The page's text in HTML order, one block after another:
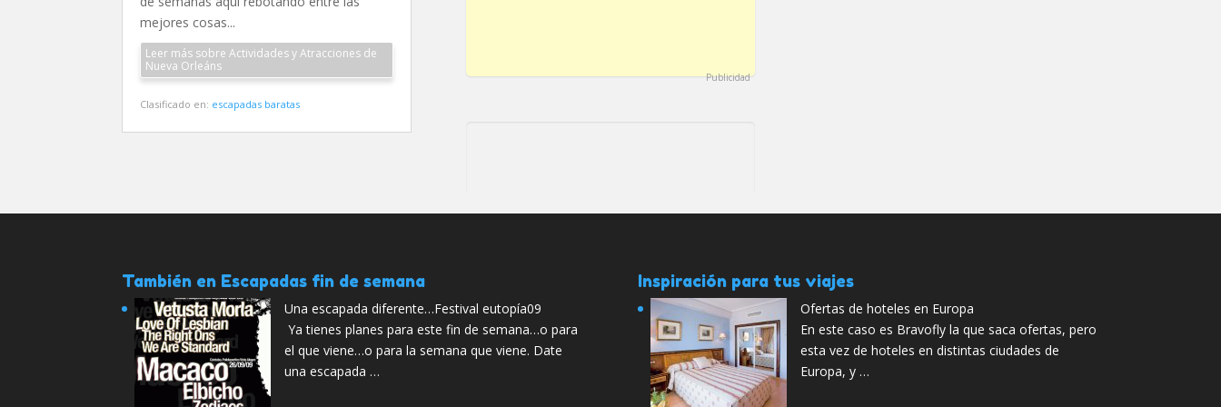
mejores cosas...
Leer más sobre Actividades y Atracciones de
Nueva Orleáns
Clasificado en: escapadas baratas
Publicidad
También en Escapadas fin de semana
Una escapada diferente…Festival eutopía09
Ya tienes planes para este fin de semana…o para
el que viene…o para la semana que viene. Date
una escapada …
Inspiración para tus viajes
Ofertas de hoteles en Europa
En este caso es Bravofly la que saca ofertas, pero
esta vez de hoteles en distintas ciudades de
Europa, y …